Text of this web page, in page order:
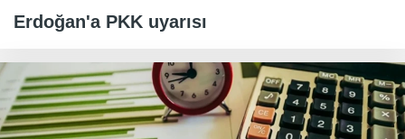
Erdoğan'a PKK uyarısı